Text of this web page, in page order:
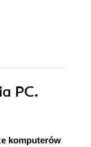
PC.
komputerów